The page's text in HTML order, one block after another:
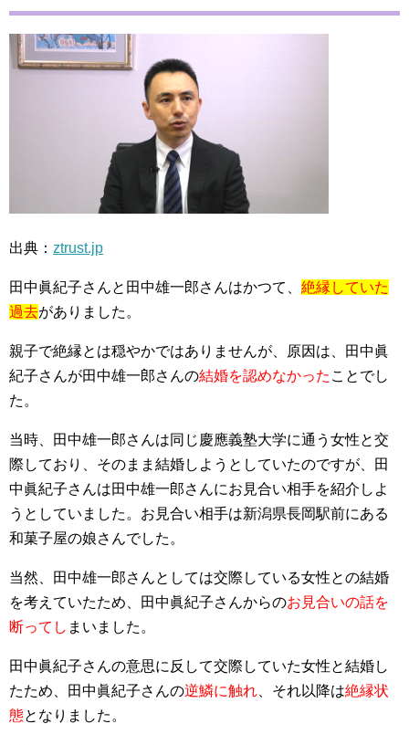
出典： ztrust.jp
田中眞紀子さんと田中雄一郎さんはかつて、 絶縁していた
過去がありました。
親子で絶縁とは穏やかではありませんが、原因は、田中眞
紀子さんが田中雄一郎さんの結婚を認めなかった ことでし
た。
当時、田中雄一郎さんは同じ慶應義塾大学に通う女性と交
際しており、そのまま結婚しようとしていたのですが、田
中眞紀子さんは田中雄一郎さんにお見合い相手を紹介しよ
うとしていました。お見合い相手は新潟県長岡駅前にある
和菓子屋の娘さんでした。
当然、田中雄一郎さんとしては交際している女性との結婚
を考えていたため、田中眞紀子さんからのお見合いの話を
断ってし まいました。
田中眞紀子さんの意思に反して交際していた女性と結婚し
たため、田中眞紀子さんの逆鱗に触れ 、それ以降は絶縁状
態となりました。